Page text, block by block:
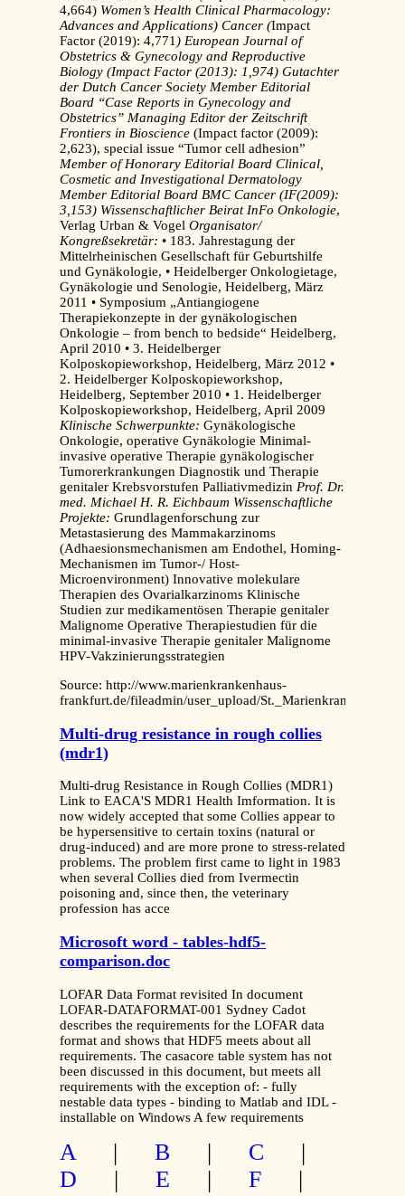
4,664) Women’s Health Clinical Pharmacology:
Advances and Applications) Cancer (Impact
Factor (2019): 4,771) European Journal of
Obstetrics & Gynecology and Reproductive
Biology (Impact Factor (2013): 1,974) Gutachter
der Dutch Cancer Society Member Editorial
Board “Case Reports in Gynecology and
Obstetrics” Managing Editor der Zeitschrift
Frontiers in Bioscience (Impact factor (2009):
2,623), special issue “Tumor cell adhesion”
Member of Honorary Editorial Board Clinical,
Cosmetic and Investigational Dermatology
Member Editorial Board BMC Cancer (IF(2009):
3,153) Wissenschaftlicher Beirat InFo Onkologie,
Verlag Urban & Vogel Organisator/
Kongreßsekretär: • 183. Jahrestagung der
Mittelrheinischen Gesellschaft für Geburtshilfe
und Gynäkologie, • Heidelberger Onkologietage,
Gynäkologie und Senologie, Heidelberg, März
2011 • Symposium „Antiangiogene
Therapiekonzepte in der gynäkologischen
Onkologie – from bench to bedside“ Heidelberg,
April 2010 • 3. Heidelberger
Kolposkopieworkshop, Heidelberg, März 2012 •
2. Heidelberger Kolposkopieworkshop,
Heidelberg, September 2010 • 1. Heidelberger
Kolposkopieworkshop, Heidelberg, April 2009
Klinische Schwerpunkte: Gynäkologische
Onkologie, operative Gynäkologie Minimal-
invasive operative Therapie gynäkologischer
Tumorerkrankungen Diagnostik und Therapie
genitaler Krebsvorstufen Palliativmedizin Prof. Dr.
med. Michael H. R. Eichbaum Wissenschaftliche
Projekte: Grundlagenforschung zur
Metastasierung des Mammakarzinoms
(Adhaesionsmechanismen am Endothel, Homing-
Mechanismen im Tumor-/ Host-
Microenvironment) Innovative molekulare
Therapien des Ovarialkarzinoms Klinische
Studien zur medikamentösen Therapie genitaler
Malignome Operative Therapiestudien für die
minimal-invasive Therapie genitaler Malignome
HPV-Vakzinierungsstrategien
Source: http://www.marienkrankenhaus-
frankfurt.de/fileadmin/user_upload/
Multi-drug resistance in rough collies
(mdr1)
Multi-drug Resistance in Rough Collies (MDR1)
Link to EACA'S MDR1 Health Imformation. It is
now widely accepted that some Collies appear to
be hypersensitive to certain toxins (natural or
drug-induced) and are more prone to stress-related
problems. The problem first came to light in 1983
when several Collies died from Ivermectin
poisoning and, since then, the veterinary
profession has acce
Microsoft word - tables-hdf5-
comparison.doc
LOFAR Data Format revisited In document
LOFAR-DATAFORMAT-001 Sydney Cadot
describes the requirements for the LOFAR data
format and shows that HDF5 meets about all
requirements. The casacore table system has not
been discussed in this document, but meets all
requirements with the exception of: - fully
nestable data types - binding to Matlab and IDL -
installable on Windows A few requirements
A | B | C
|
D
| E | F
|